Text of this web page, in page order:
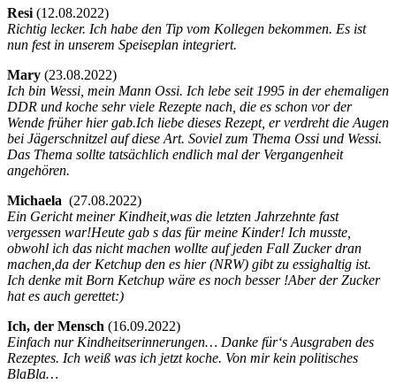
Resi (12.08.2022)
Richtig lecker. Ich habe den Tip vom Kollegen bekommen. Es ist
nun fest in unserem Speiseplan integriert.
Mary (23.08.2022)
Ich bin Wessi, mein Mann Ossi. Ich lebe seit 1995 in der ehemaligen
DDR und koche sehr viele Rezepte nach, die es schon vor der
Wende früher hier gab.Ich liebe dieses Rezept, er verdreht die Augen
bei Jägerschnitzel auf diese Art. Soviel zum Thema Ossi und Wessi.
Das Thema sollte tatsächlich endlich mal der Vergangenheit
angehören.
Michaela (27.08.2022)
Ein Gericht meiner Kindheit,was die letzten Jahrzehnte fast
vergessen war!Heute gab s das für meine Kinder! Ich musste,
obwohl ich das nicht machen wollte auf jeden Fall Zucker dran
machen,da der Ketchup den es hier (NRW) gibt zu essighaltig ist.
Ich denke mit Born Ketchup wäre es noch besser !Aber der Zucker
hat es auch gerettet:)
Ich, der Mensch (16.09.2022)
Einfach nur Kindheitserinnerungen… Danke für‘s Ausgraben des
Rezeptes. Ich weiß was ich jetzt koche. Von mir kein politisches
BlaBla…